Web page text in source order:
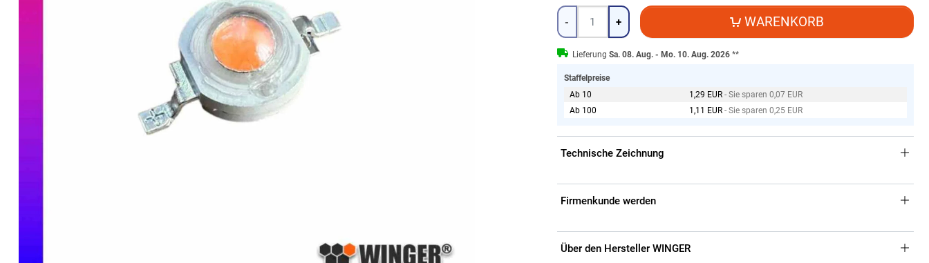
Menge
- + WARENKORB
Lieferung Sa. 08. Aug. - Mo. 10. Aug. 2026**
Staffelpreise
Ab 10
1,29 EUR - Sie sparen 0,07 EUR
Ab 100
1,11 EUR - Sie sparen 0,25 EUR
Technische Zeichnung
Firmenkunde werden
Über den Hersteller WINGER